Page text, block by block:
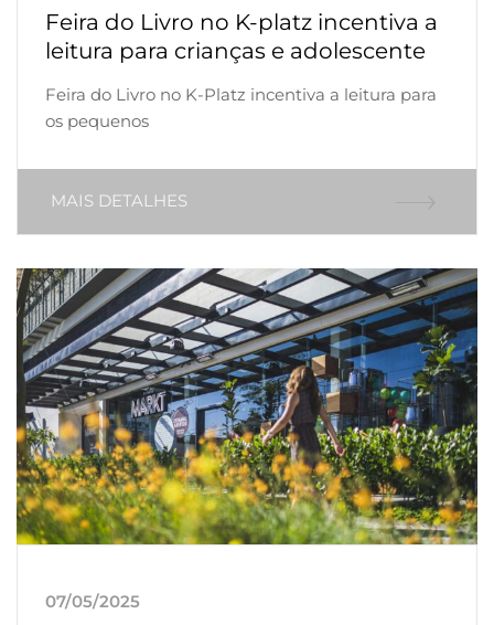
Feira do Livro no K-platz incentiva a
leitura para crianças e adolescente
Feira do Livro no K-Platz incentiva a leitura para
os pequenos
MAIS DETALHES
07/05/2025